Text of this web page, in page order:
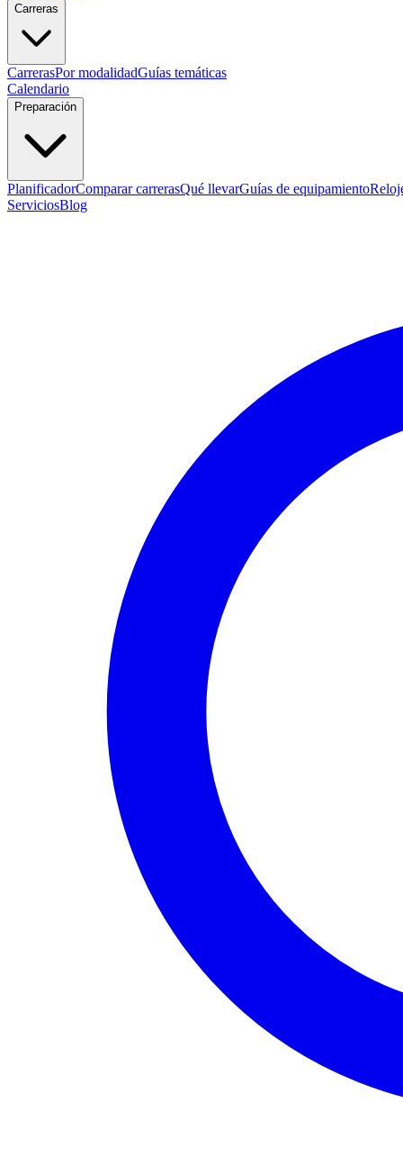
Carreras
CarrerasPor modalidadGuías temáticas
Calendario
Preparación
PlanificadorComparar carrerasQué llevarGuías de equipamiento
ServiciosBlog